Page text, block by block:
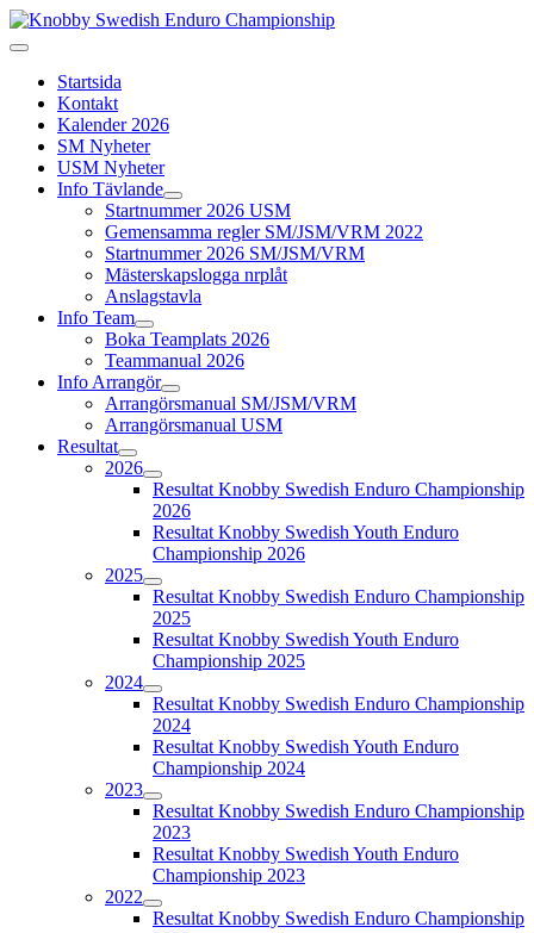
Startsida
Kontakt
Kalender 2026
SM Nyheter
USM Nyheter
Info Tävlande
Startnummer 2026 USM
Gemensamma regler SM/JSM/VRM 2022
Startnummer 2026 SM/JSM/VRM
Mästerskapslogga nrplåt
Anslagstavla
Info Team
Boka Teamplats 2026
Teammanual 2026
Info Arrangör
Arrangörsmanual SM/JSM/VRM
Arrangörsmanual USM
Resultat
2026
Resultat Knobby Swedish Enduro Championship
2026
Resultat Knobby Swedish Youth Enduro
Championship 2026
2025
Resultat Knobby Swedish Enduro Championship
2025
Resultat Knobby Swedish Youth Enduro
Championship 2025
2024
Resultat Knobby Swedish Enduro Championship
2024
Resultat Knobby Swedish Youth Enduro
Championship 2024
2023
Resultat Knobby Swedish Enduro Championship
2023
Resultat Knobby Swedish Youth Enduro
Championship 2023
2022
Resultat Knobby Swedish Enduro Championship